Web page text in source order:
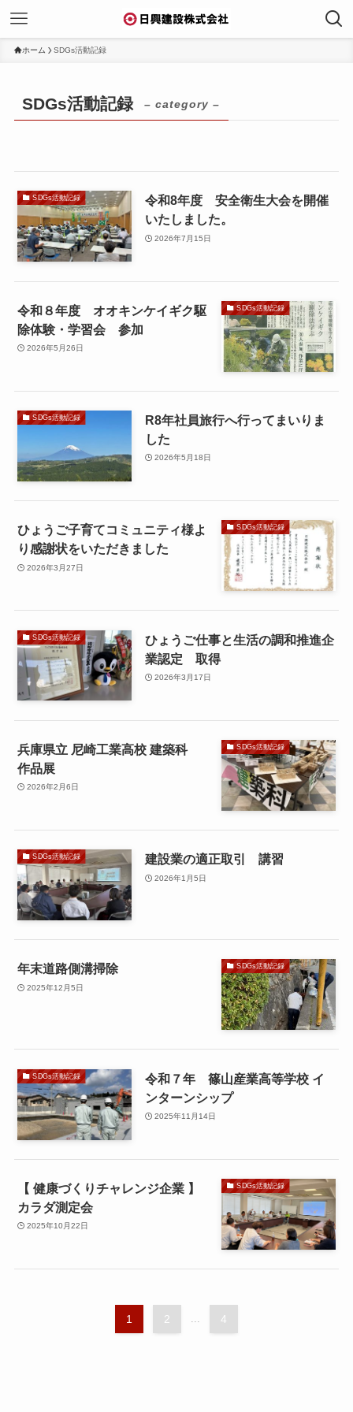
ホーム SDGs活動記録
SDGs活動記録 – category –
SDGs活動記録
令和8年度 安全衛生大会を開催
いたしました。
2026年7月15日
SDGs活動記録
令和８年度 オオキンケイギク駆
除体験・学習会 参加
2026年5月26日
SDGs活動記録
R8年社員旅行へ行ってまいりま
した
2026年5月18日
SDGs活動記録
ひょうご子育てコミュニティ様よ
り感謝状をいただきました
2026年3月27日
SDGs活動記録
ひょうご仕事と生活の調和推進企
業認定 取得
2026年3月17日
SDGs活動記録
兵庫県立 尼崎工業高校 建築科
作品展
2026年2月6日
SDGs活動記録 建設業の適正取引 講習
2026年1月5日
SDGs活動記録
年末道路側溝掃除
2025年12月5日
SDGs活動記録
令和７年 篠山産業高等学校 イ
ンターンシップ
2025年11月14日
SDGs活動記録
【 健康づくりチャレンジ企業 】
カラダ測定会
2025年10月22日
1 2 ... 4